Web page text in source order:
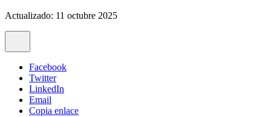
Actualizado: 11 octubre 2025
Facebook
Twitter
LinkedIn
Email
Copia enlace